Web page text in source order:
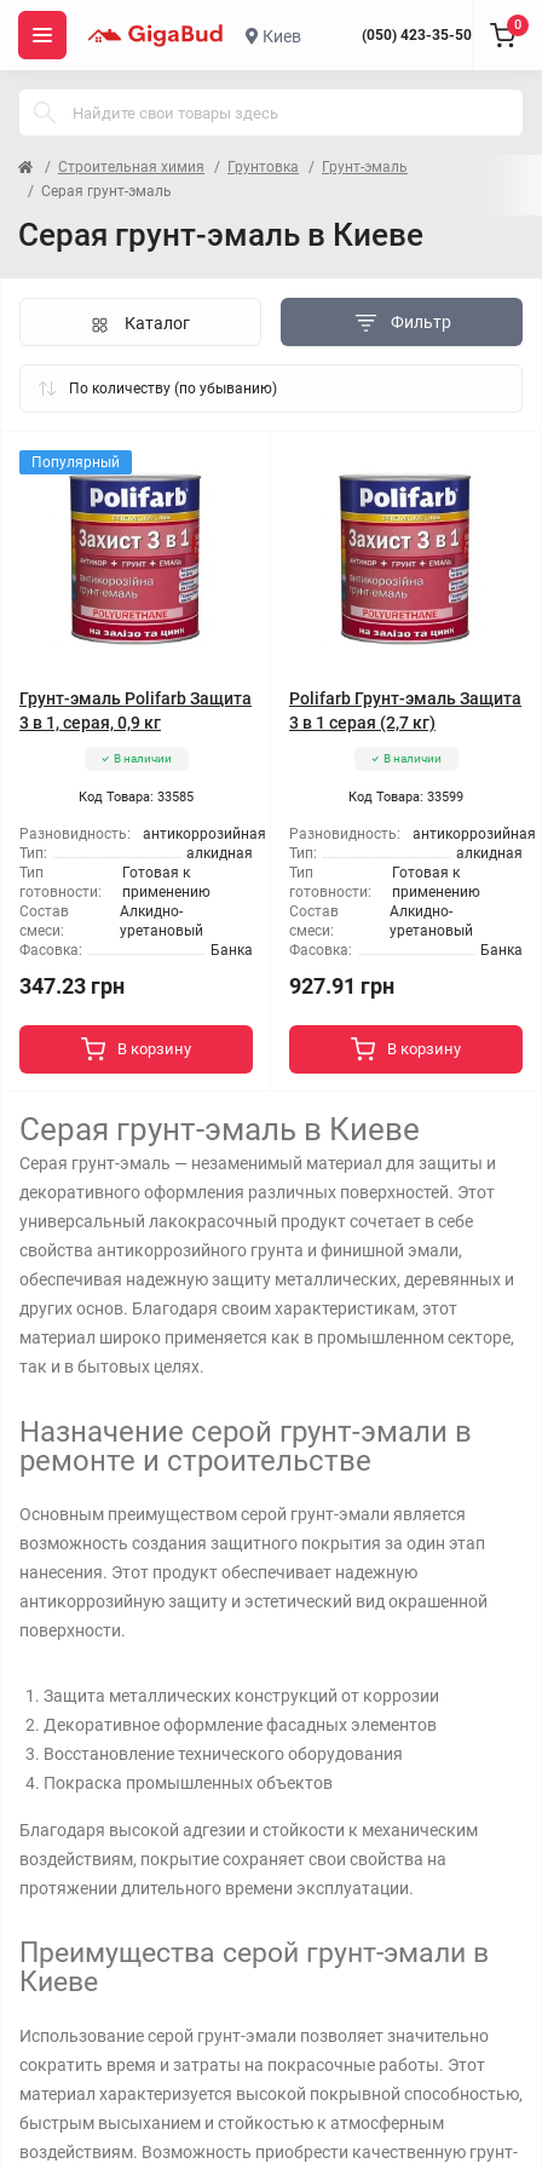
Киев (050) 423-35-50
0
Строительная химия Грунтовка
Грунт-эмаль
Серая грунт-эмаль
Серая грунт-эмаль в Киеве
Фильтр
Каталог
Популярный
Грунт-эмаль Polifarb Защита
3 в 1, серая, 0,9 кг
В наличии
Код Товара: 33585
Разновидность:
антикоррозийная
Тип:
алкидная
Тип
готовности:
Готовая к
применению
Состав
смеси:
Алкидно-
уретановый
Фасовка:
Банка
347.23 грн
В корзину
Polifarb Грунт-эмаль Защита
3 в 1 серая (2,7 кг)
В наличии
Код Товара: 33599
Разновидность:
антикоррозийная
Тип:
алкидная
Тип
готовности:
Готовая к
применению
Состав
смеси:
Алкидно-
уретановый
Фасовка:
Банка
927.91 грн
В корзину
Серая грунт-эмаль в Киеве
Серая грунт-эмаль — незаменимый материал для защиты и
декоративного оформления различных поверхностей. Этот
универсальный лакокрасочный продукт сочетает в себе
свойства антикоррозийного грунта и финишной эмали,
обеспечивая надежную защиту металлических, деревянных и
других основ. Благодаря своим характеристикам, этот
материал широко применяется как в промышленном секторе,
так и в бытовых целях.
Назначение серой грунт-эмали в
ремонте и строительстве
Основным преимуществом серой грунт-эмали является
возможность создания защитного покрытия за один этап
нанесения. Этот продукт обеспечивает надежную
антикоррозийную защиту и эстетический вид окрашенной
поверхности.
Защита металлических конструкций от коррозии
Декоративное оформление фасадных элементов
Восстановление технического оборудования
Покраска промышленных объектов
Благодаря высокой адгезии и стойкости к механическим
воздействиям, покрытие сохраняет свои свойства на
протяжении длительного времени эксплуатации.
Преимущества серой грунт-эмали в
Киеве
Использование серой грунт-эмали позволяет значительно
сократить время и затраты на покрасочные работы. Этот
материал характеризуется высокой покрывной способностью,
быстрым высыханием и стойкостью к атмосферным
воздействиям. Возможность приобрести качественную грунт-